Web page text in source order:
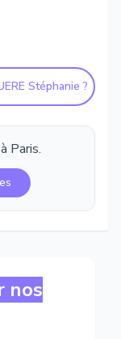
Stéphanie ?
Paris.
nos